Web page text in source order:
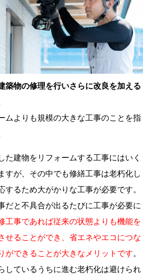
築物の修理を行いさらに改良を加える
ムよりも規模の大きな工事のことを指
た建物をリフォームする工事にはいく
すが、その中でも修繕工事は老朽化し
するため大がかりな工事が必要です。
だと不具合が出るたびに工事が必要に
工事であれば従来の状態よりも機能を
せることができ、省エネやエコにつな
ができることが大きなメリットです。
しているうちに進む老朽化は避けられ